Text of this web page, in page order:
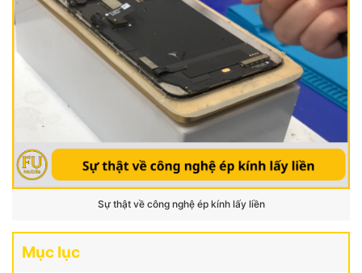
Sự thật về công nghệ ép kính lấy liền
Mục lục